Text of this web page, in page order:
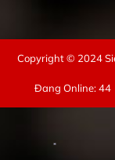
Copyright © 2024
Đang Online: 44